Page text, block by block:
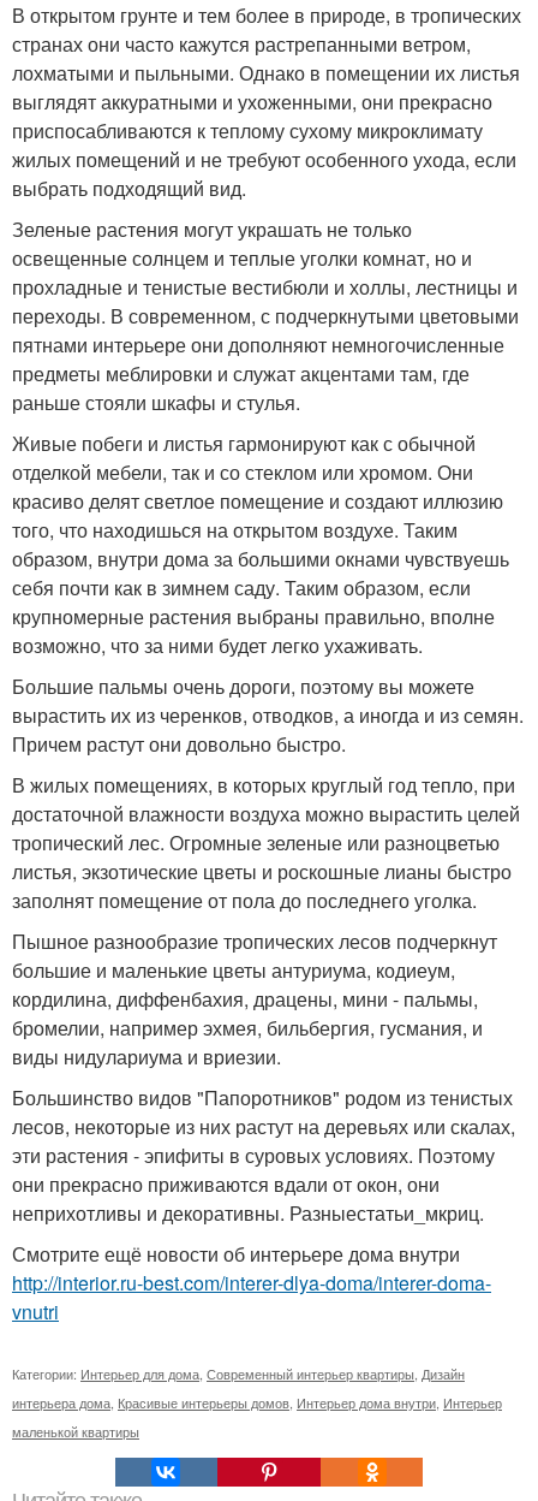
В открытом грунте и тем более в природе, в тропических
странах они часто кажутся растрепанными ветром,
лохматыми и пыльными. Однако в помещении их листья
выглядят аккуратными и ухоженными, они прекрасно
приспосабливаются к теплому сухому микроклимату
жилых помещений и не требуют особенного ухода, если
выбрать подходящий вид.
Зеленые растения могут украшать не только
освещенные солнцем и теплые уголки комнат, но и
прохладные и тенистые вестибюли и холлы, лестницы и
переходы. В современном, с подчеркнутыми цветовыми
пятнами интерьере они дополняют немногочисленные
предметы меблировки и служат акцентами там, где
раньше стояли шкафы и стулья.
Живые побеги и листья гармонируют как с обычной
отделкой мебели, так и со стеклом или хромом. Они
красиво делят светлое помещение и создают иллюзию
того, что находишься на открытом воздухе. Таким
образом, внутри дома за большими окнами чувствуешь
себя почти как в зимнем саду. Таким образом, если
крупномерные растения выбраны правильно, вполне
возможно, что за ними будет легко ухаживать.
Большие пальмы очень дороги, поэтому вы можете
вырастить их из черенков, отводков, а иногда и из семян.
Причем растут они довольно быстро.
В жилых помещениях, в которых круглый год тепло, при
достаточной влажности воздуха можно вырастить целей
тропический лес. Огромные зеленые или разноцветью
листья, экзотические цветы и роскошные лианы быстро
заполнят помещение от пола до последнего уголка.
Пышное разнообразие тропических лесов подчеркнут
большие и маленькие цветы антуриума, кодиеум,
кордилина, диффенбахия, драцены, мини - пальмы,
бромелии, например эхмея, бильбергия, гусмания, и
виды нидулариума и вриезии.
Большинство видов "Папоротников" родом из тенистых
лесов, некоторые из них растут на деревьях или скалах,
эти растения - эпифиты в суровых условиях. Поэтому
они прекрасно приживаются вдали от окон, они
неприхотливы и декоративны. Разныестатьи_мкриц.
Смотрите ещё новости об интерьере дома внутри
http://interior.ru-best.com/interer-dlya-doma/interer-doma-
vnutri
Категории: Интерьер для дома Современный интерьер квартиры Дизайн
интерьера дома Красивые интерьеры домов Интерьер дома внутри Интерьер
маленькой квартиры